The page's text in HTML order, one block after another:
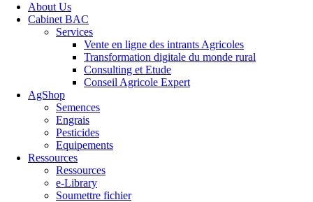
About Us
Cabinet BAC
Services
Vente en ligne des intrants Agricoles
Transformation digitale du monde rural
Consulting et Etude
Conseil Agricole Expert
AgShop
Semences
Engrais
Pesticides
Equipements
Ressources
Ressources
e-Library
Soumettre fichier